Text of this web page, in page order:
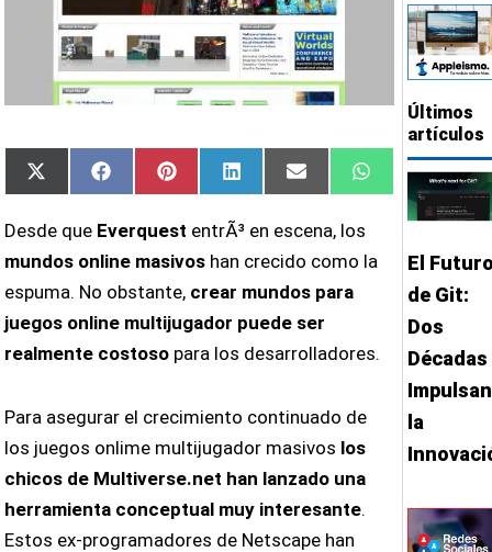
Compartir
en
X
(Twitter)
Compartir
en
FacebookCompartir
en
PinterestCompartir
en
LinkedInCompartir
en
Email
Compartir
en
WhatsApp
Desde que Everquest entrÃ³ en escena, los
mundos online masivoshan crecido como la
espuma. No obstante, crear mundos para
juegos online multijugador puede ser
realmente costosopara los desarrolladores.
Para asegurar el crecimiento continuado de
los juegos onlime multijugador masivos los
chicos de Multiverse.net han lanzado una
herramienta conceptual muy interesante.
Estos ex-programadores de Netscape han
Últimos
artículos
El
de Git:
Dos
Décadas
la